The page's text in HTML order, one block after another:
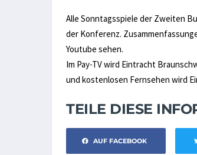
Alle Sonntagsspiele der Zweiten
der Konferenz.
Youtube sehen.
Im Pay-TV wird Eintracht
und kostenlosen Fernsehen wird
TEILE DIESE
AUF FACEBOOK